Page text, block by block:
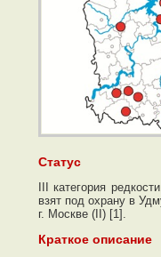
Статус
III категория
взят под охрану в
г. Москве (II) [1].
Краткое описание